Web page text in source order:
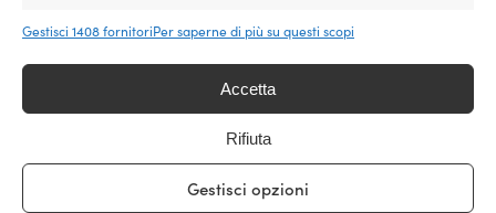
Gestisci 1408 fornitoriPer saperne di più su questi scopi
Accetta
Rifiuta
Gestisci opzioni
chiusura NOCK, acciaio inox e
Moschettone a carabina con
acidi (AISI 316), Ø8 mm, 80 mm
7,26€